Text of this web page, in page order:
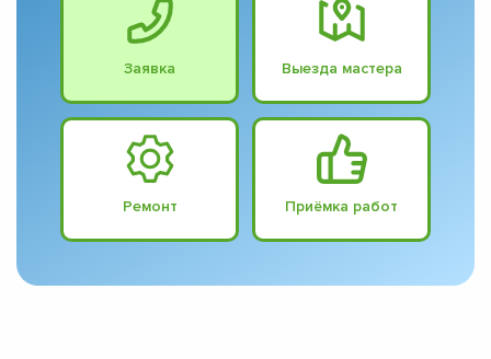
Заявка Выезда мастера
Ремонт Приёмка работ